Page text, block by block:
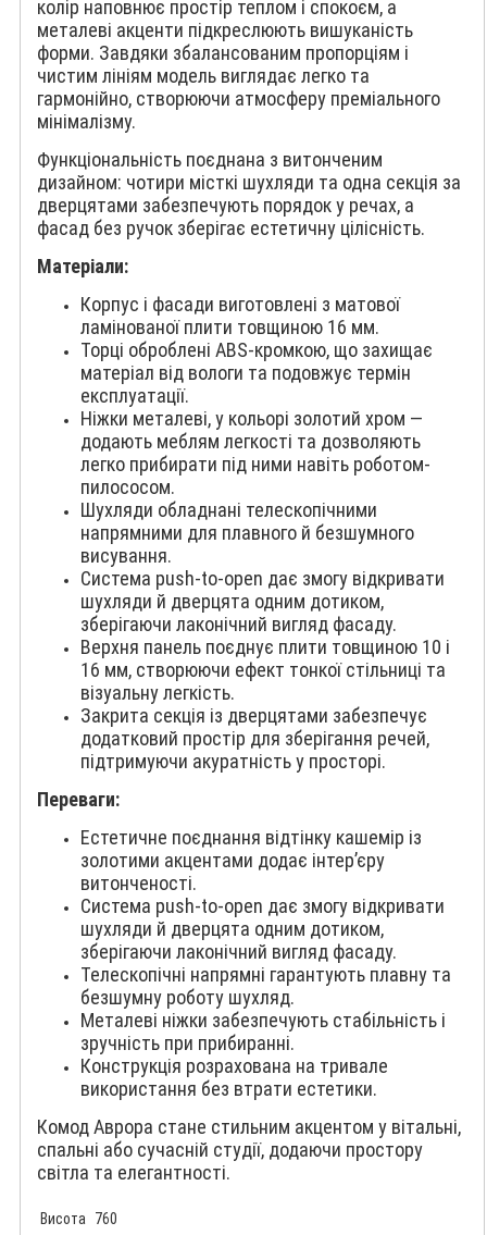
колір наповнює простір теплом і спокоєм, а
металеві акценти підкреслюють вишуканість
форми. Завдяки збалансованим пропорціям і
чистим лініям модель виглядає легко та
гармонійно, створюючи атмосферу преміального
мінімалізму.
Функціональність поєднана з витонченим
дизайном: чотири місткі шухляди та одна секція за
дверцятами забезпечують порядок у речах, а
фасад без ручок зберігає естетичну цілісність.
Матеріали:
Корпус і фасади виготовлені з матової
ламінованої плити товщиною 16 мм.
Торці оброблені ABS-кромкою, що захищає
матеріал від вологи та подовжує термін
експлуатації.
Ніжки металеві, у кольорі золотий хром —
додають меблям легкості та дозволяють
легко прибирати під ними навіть роботом-
пилососом.
Шухляди обладнані телескопічними
напрямними для плавного й безшумного
висування.
Система push-to-open дає змогу відкривати
шухляди й дверцята одним дотиком,
зберігаючи лаконічний вигляд фасаду.
Верхня панель поєднує плити товщиною 10 і
16 мм, створюючи ефект тонкої стільниці та
візуальну легкість.
Закрита секція із дверцятами забезпечує
додатковий простір для зберігання речей,
підтримуючи акуратність у просторі.
Переваги:
Естетичне поєднання відтінку кашемір із
золотими акцентами додає інтер’єру
витонченості.
Система push-to-open дає змогу відкривати
шухляди й дверцята одним дотиком,
зберігаючи лаконічний вигляд фасаду.
Телескопічні напрямні гарантують плавну та
безшумну роботу шухляд.
Металеві ніжки забезпечують стабільність і
зручність при прибиранні.
Конструкція розрахована на тривале
використання без втрати естетики.
Комод Аврора стане стильним акцентом у вітальні,
спальні або сучасній студії, додаючи простору
світла та елегантності.
Висота
760